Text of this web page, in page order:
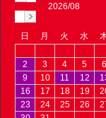
2026/08
日 月 火 水
2
3 4 5 6
9
10 11 12
16
17 18 19
23
24 25 26